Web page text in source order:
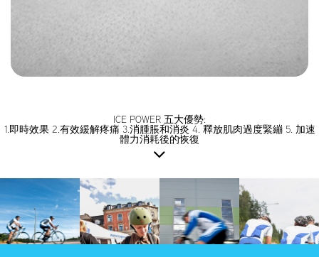
ICE POWER 五大優勢:
1.即時效果 2.有效緩解疼痛 3.消腫脹和消炎 4. 釋放肌肉過度緊繃 5. 加速
體力消耗後的恢復